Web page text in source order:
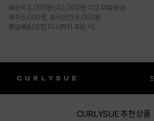
배송비 3,000원 (40,000원 이상 무료배송)
제주 5,000원, 도서산간 8,000원
총알배송(오전 10시까지 주문 시)
CURLYSUE 추천상품